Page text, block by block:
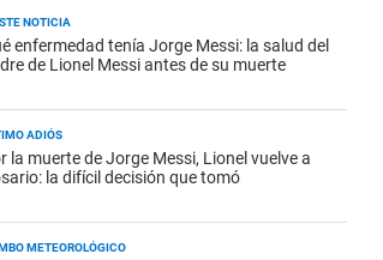
NOTICIA
enfermedad tenía Jorge Messi: la salud del
de Lionel Messi antes de su muerte
ADIÓS
la muerte de Jorge Messi, Lionel vuelve a
la difícil decisión que tomó
METEOROLÓGICO